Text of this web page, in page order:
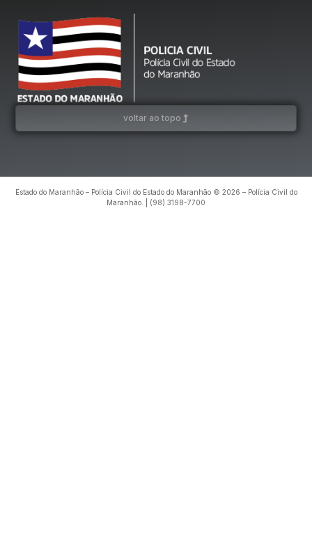
voltar ao topo
Estado do Maranhão – Polícia Civil do Estado do Maranhão © 2026 – Polícia Civil do
Maranhão. | (98) 3198-7700